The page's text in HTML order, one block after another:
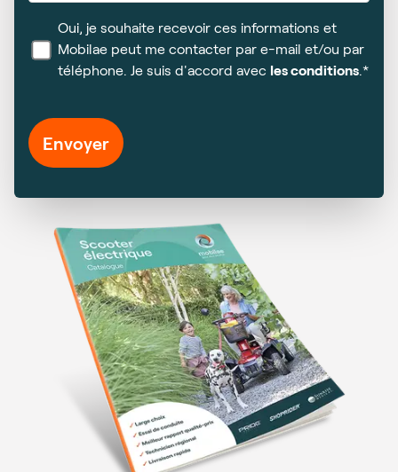
Oui, je souhaite recevoir ces informations et
Mobilae peut me contacter par e-mail et/ou par
téléphone. Je suis d'accord avec les conditions .*
Envoyer